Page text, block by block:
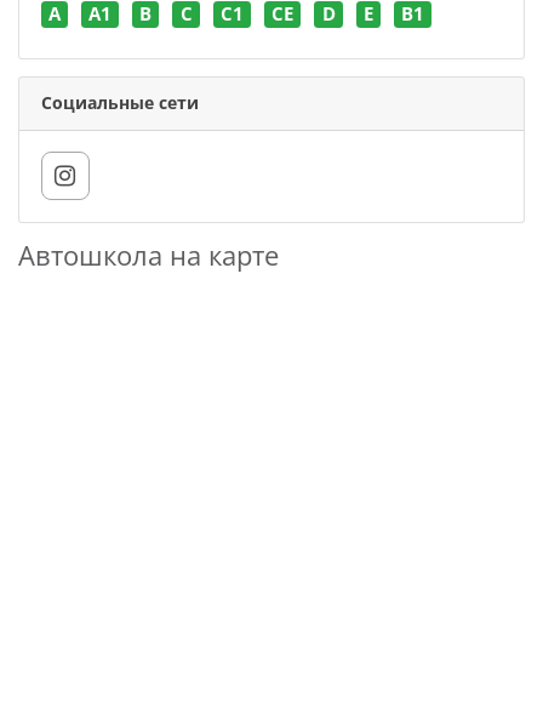
A A1 B C C1 CE D E В1
Социальные сети
Автошкола на карте